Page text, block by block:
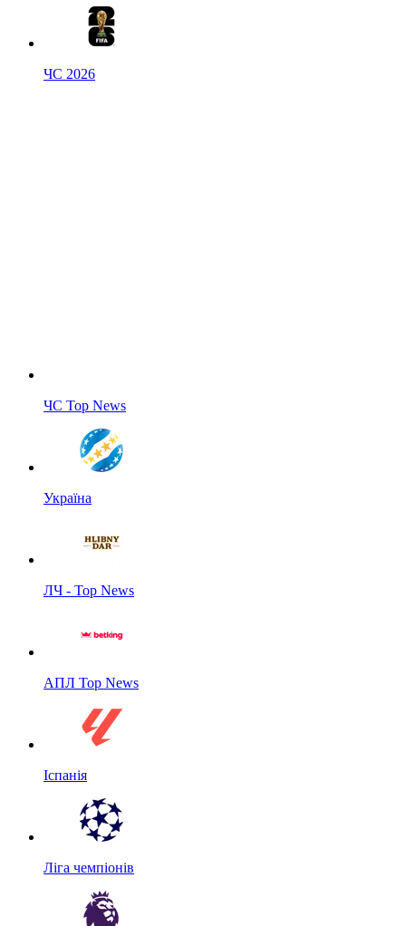
ЧС 2026
ЧС Top News
Україна
ЛЧ - Top News
АПЛ Top News
Іспанія
Ліга чемпіонів